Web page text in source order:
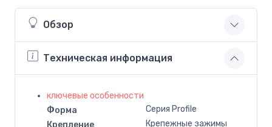
Обзор
Техническая информация
ключевые особенности
Форма
Серия Profile
Крепление
Крепежные зажимы